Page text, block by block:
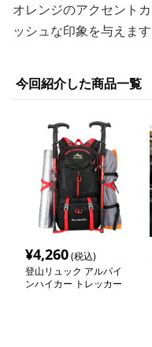
オレンジのアクセント
ッシュな印象を与えます
今回紹介した商品一覧
¥4,260(税込)
登山リュック アルパイ
ンハイカー トレッカー